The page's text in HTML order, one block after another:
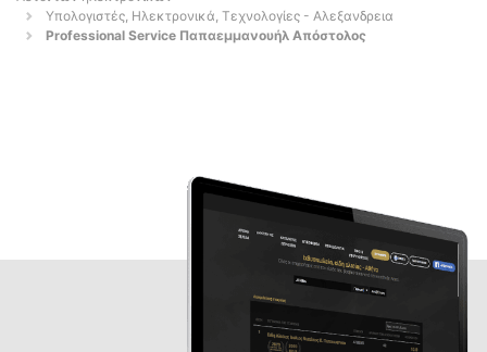
Υπολογιστές, Ηλεκτρονικά, Τεχνολογίες - Αλεξανδρεια
Professional Service Παπαεμμανουήλ Απόστολος